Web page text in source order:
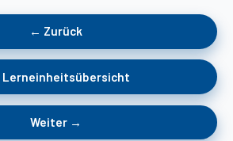
← Zurück
Lerneinheitsübersicht
Weiter →